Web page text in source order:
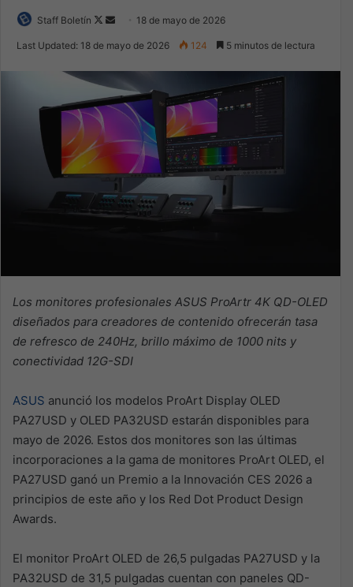
Staff Boletín
Follow
Send 18 de mayo de 2026
Last Updated: 18 de mayo de 2026 124 5 minutos de lectura
Los monitores profesionales ASUS ProArtr 4K QD-OLED
diseñados para creadores de contenido ofrecerán tasa
de refresco de 240Hz, brillo máximo de 1000 nits y
conectividad 12G-SDI
ASUS anunció los modelos ProArt Display OLED
PA27USD y OLED PA32USD estarán disponibles para
mayo de 2026. Estos dos monitores son las últimas
incorporaciones a la gama de monitores ProArt OLED, el
PA27USD ganó un Premio a la Innovación CES 2026 a
principios de este año y los Red Dot Product Design
Awards.
El monitor ProArt OLED de 26,5 pulgadas PA27USD y la
PA32USD de 31,5 pulgadas cuentan con paneles QD-